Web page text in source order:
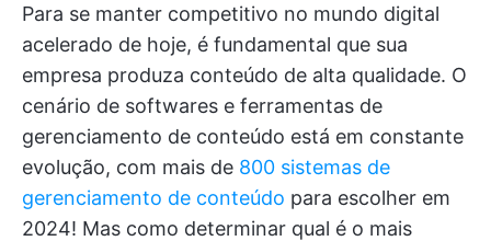
Para se manter competitivo no mundo digital
acelerado de hoje, é fundamental que sua
empresa produza conteúdo de alta qualidade. O
cenário de softwares e ferramentas de
gerenciamento de conteúdo está em constante
evolução, com mais de 800 sistemas de
gerenciamento de conteúdo para escolher em
2024! Mas como determinar qual é o mais